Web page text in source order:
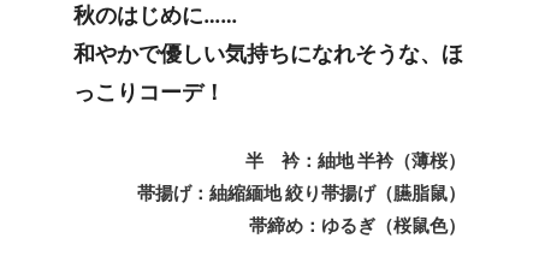
秋のはじめに……
和やかで優しい気持ちになれそうな、ほ
っこりコーデ！
半 衿：紬地 半衿（薄桜）
帯揚げ：紬縮緬地 絞り帯揚げ（臙脂鼠）
帯締め：ゆるぎ（桜鼠色）